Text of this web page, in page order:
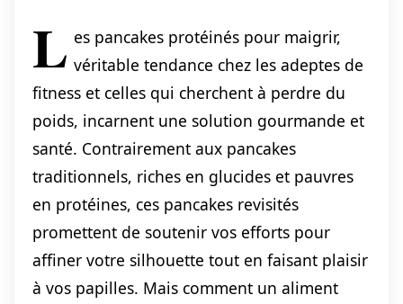
L es pancakes protéinés pour maigrir,
véritable tendance chez les adeptes de
fitness et celles qui cherchent à perdre du
poids, incarnent une solution gourmande et
santé. Contrairement aux pancakes
traditionnels, riches en glucides et pauvres
en protéines, ces pancakes revisités
promettent de soutenir vos efforts pour
affiner votre silhouette tout en faisant plaisir
à vos papilles. Mais comment un aliment